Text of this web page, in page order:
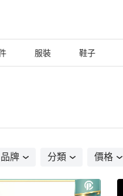
服裝 鞋子
品牌 分類 價格